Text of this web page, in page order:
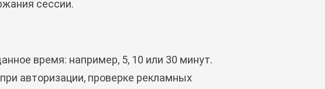
сессии.
время: например, 5, 10 или 30 минут.
авторизации, проверке рекламных